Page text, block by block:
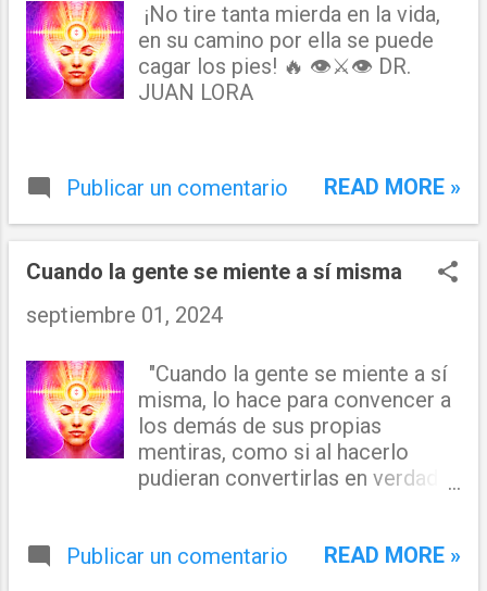
d
¡No tire tanta mierda en la vida,
en su camino por ella se puede
cagar los pies! 🔥 👁⚔👁 DR.
JUAN LORA
Publicar un comentario READ MORE »
Cuando la gente se miente a sí misma
septiembre 01, 2024
"Cuando la gente se miente a sí
misma, lo hace para convencer a
los demás de sus propias
mentiras, como si al hacerlo
pudieran convertirlas en verdad."
Publicar un comentario
READ MORE »